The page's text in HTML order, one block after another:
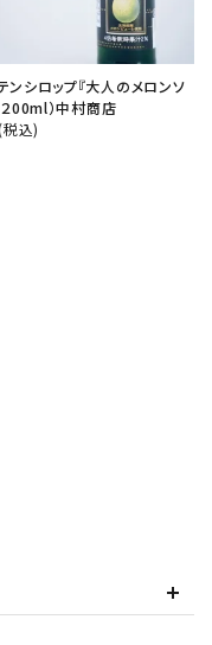
ンシロップ『大人のメロンソ
２00ml）中村商店
込)